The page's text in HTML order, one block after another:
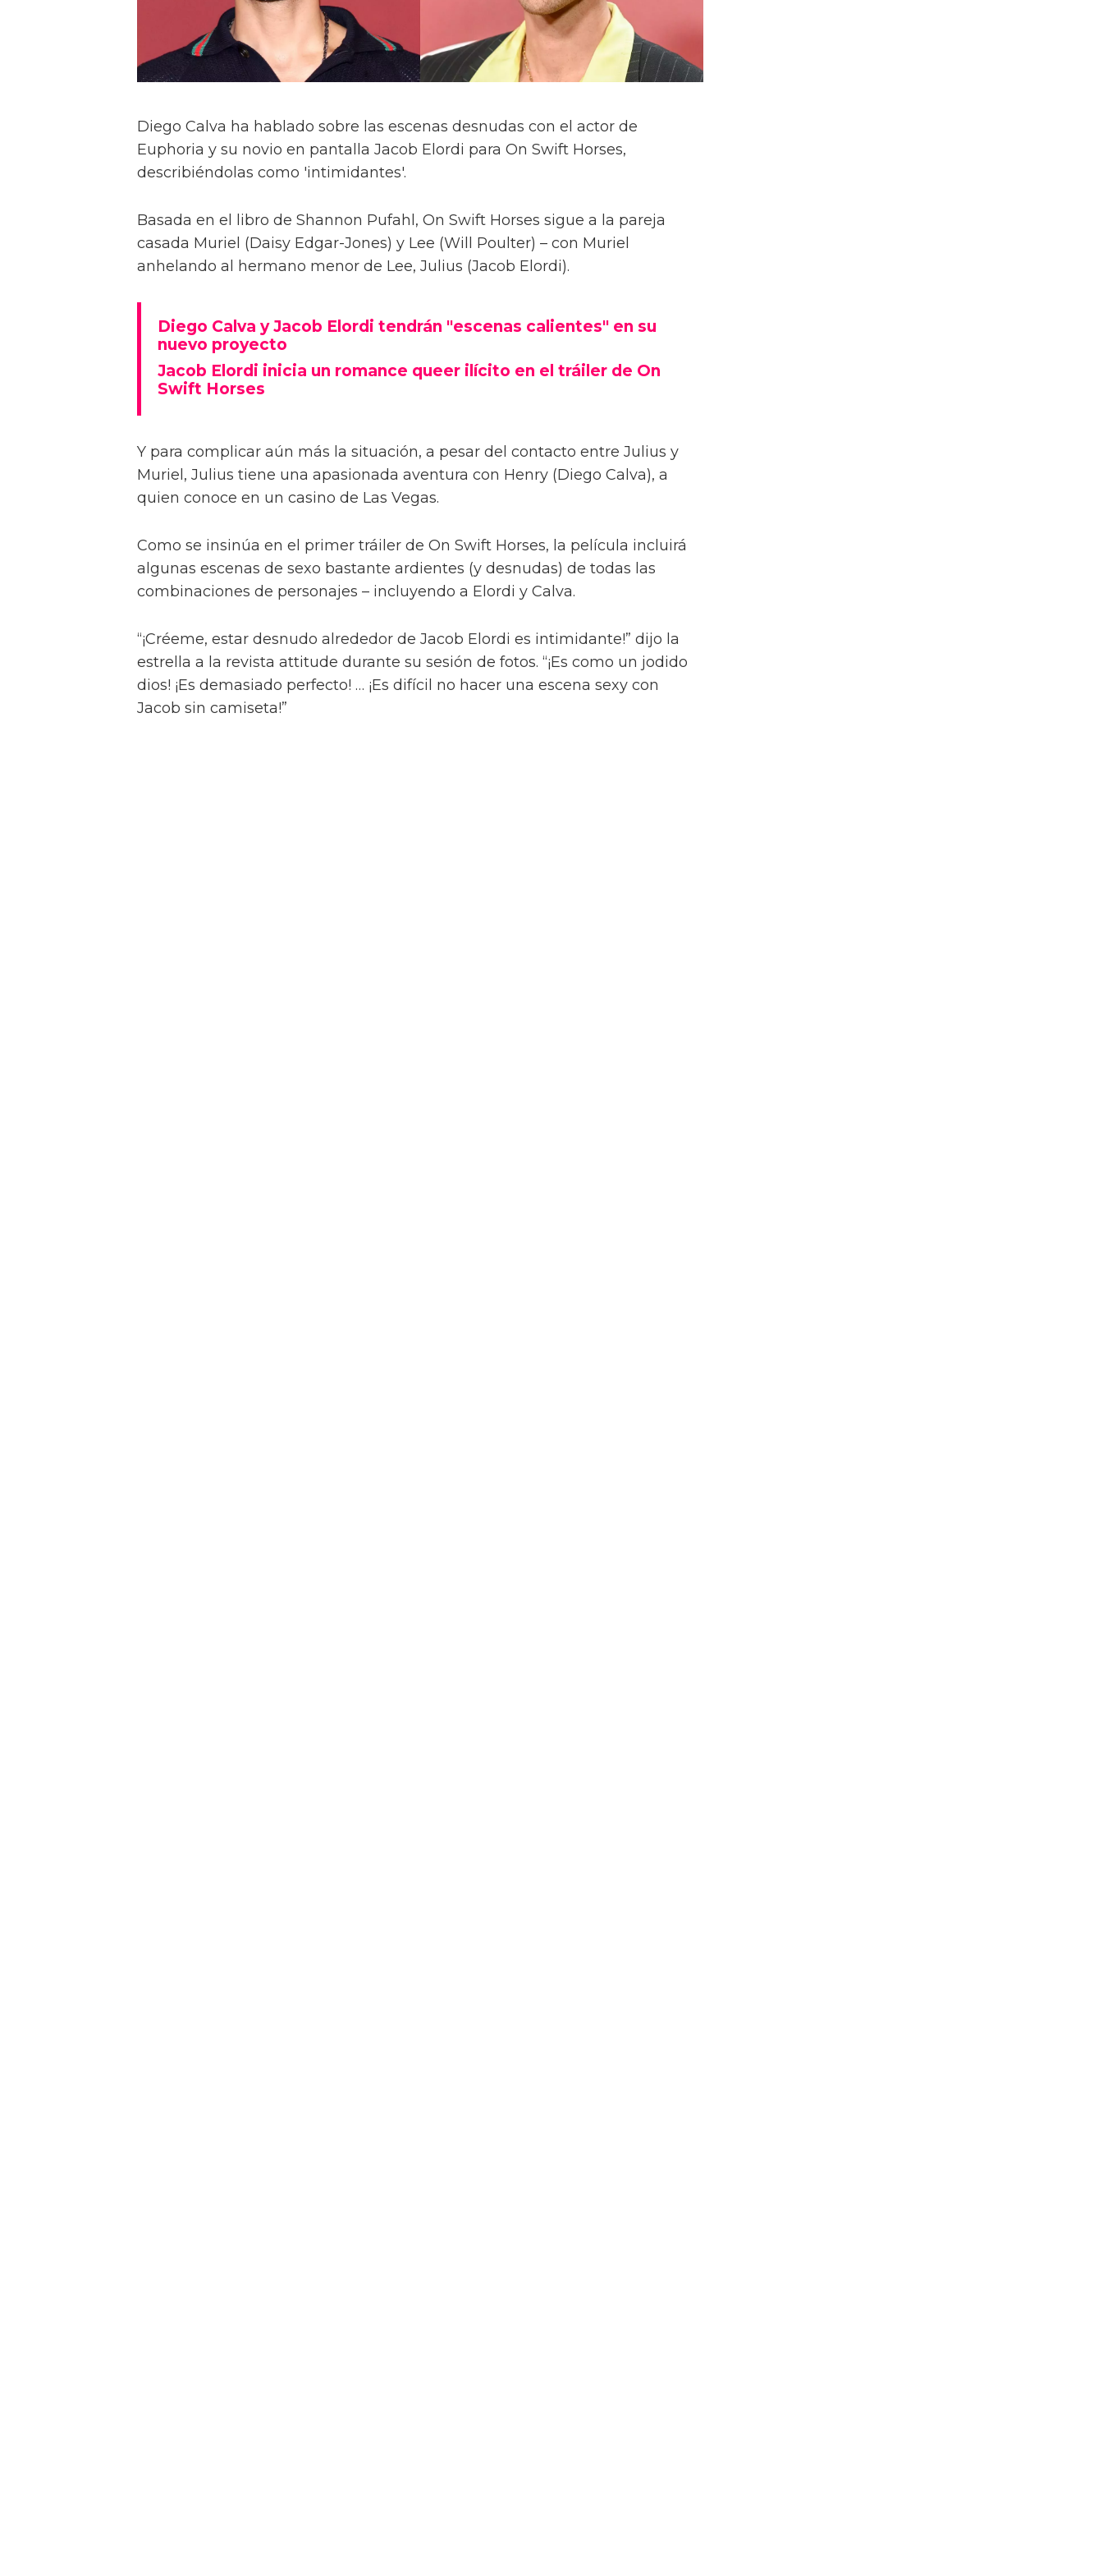
Diego Calva ha hablado sobre las escenas desnudas con el actor de
Euphoria y su novio en pantalla Jacob Elordi para On Swift Horses,
describiéndolas como 'intimidantes'.
Basada en el libro de Shannon Pufahl, On Swift Horses sigue a la pareja
casada Muriel (Daisy Edgar-Jones) y Lee (Will Poulter) – con Muriel
anhelando al hermano menor de Lee, Julius (Jacob Elordi).
Diego Calva y Jacob Elordi tendrán "escenas calientes" en su
nuevo proyecto
Jacob Elordi inicia un romance queer ilícito en el tráiler de On
Swift Horses
Y para complicar aún más la situación, a pesar del contacto entre Julius y
Muriel, Julius tiene una apasionada aventura con Henry (Diego Calva), a
quien conoce en un casino de Las Vegas.
Como se insinúa en el primer tráiler de On Swift Horses, la película incluirá
algunas escenas de sexo bastante ardientes (y desnudas) de todas las
combinaciones de personajes – incluyendo a Elordi y Calva.
“¡Créeme, estar desnudo alrededor de Jacob Elordi es intimidante!” dijo la
estrella a la revista attitude durante su sesión de fotos. “¡Es como un jodido
dios! ¡Es demasiado perfecto! … ¡Es difícil no hacer una escena sexy con
Jacob sin camiseta!”